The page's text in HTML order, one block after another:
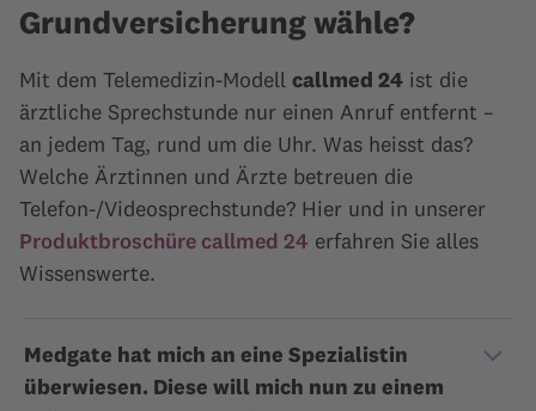
Grundversicherung wähle?
Mit dem Telemedizin-Modell callmed 24 ist die
ärztliche Sprechstunde nur einen Anruf entfernt –
an jedem Tag, rund um die Uhr. Was heisst das?
Welche Ärztinnen und Ärzte betreuen die
Telefon-/Videosprechstunde? Hier und in unserer
Produktbroschüre callmed 24 erfahren Sie alles
Wissenswerte.
Medgate hat mich an eine Spezialistin
überwiesen. Diese will mich nun zu einem